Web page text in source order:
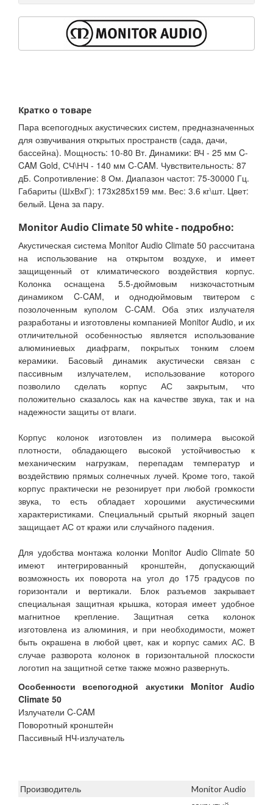
Кратко о товаре
Пара всепогодных акустических систем, предназначенных
для озвучивания открытых пространств (сада, дачи,
бассейна). Мощность: 10-80 Вт. Динамики: ВЧ - 25 мм C-
CAM Gold, СЧ\НЧ - 140 мм C-CAM. Чувствительность: 87
дБ. Сопротивление: 8 Ом. Диапазон частот: 75-30000 Гц.
Габариты (ШхВхГ): 173x285x159 мм. Вес: 3.6 кг\шт. Цвет:
белый. Цена за пару.
Monitor Audio Climate 50 white - подробно:
Акустическая система Monitor Audio Climate 50 рассчитана
на использование на открытом воздухе, и имеет
защищенный от климатического воздействия корпус.
Колонка оснащена 5.5-дюймовым низкочастотным
динамиком C-CAM, и однодюймовым твитером с
позолоченным куполом C-CAM. Оба этих излучателя
разработаны и изготовлены компанией Monitor Audio, и их
отличительной особенностью является использование
алюминиевых диафрагм, покрытых тонким слоем
керамики. Басовый динамик акустически связан с
пассивным излучателем, использование которого
позволило сделать корпус АС закрытым, что
положительно сказалось как на качестве звука, так и на
надежности защиты от влаги.
Корпус колонок изготовлен из полимера высокой
плотности, обладающего высокой устойчивостью к
механическим нагрузкам, перепадам температур и
воздействию прямых солнечных лучей. Кроме того, такой
корпус практически не резонирует при любой громкости
звука, то есть обладает хорошими акустическими
характеристиками. Специальный срытый якорный зацеп
защищает АС от кражи или случайного падения.
Для удобства монтажа колонки Monitor Audio Climate 50
имеют интегрированный кронштейн, допускающий
возможность их поворота на угол до 175 градусов по
горизонтали и вертикали. Блок разъемов закрывает
специальная защитная крышка, которая имеет удобное
магнитное крепление. Защитная сетка колонок
изготовлена из алюминия, и при необходимости, может
быть окрашена в любой цвет, как и корпус самих АС. В
случае разворота колонок в горизонтальной плоскости
логотип на защитной сетке также можно развернуть.
Особенности всепогодной акустики Monitor Audio
Climate 50
Излучатели C-CAM
Поворотный кронштейн
Пассивный НЧ-излучатель
Производитель
Monitor Audio